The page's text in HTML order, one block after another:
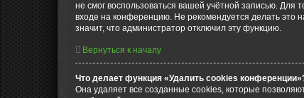
не смог воспользоваться вашей учётной записью. Для
входе на конференцию. Не рекомендуется делать это
значит, что администратор отключил эту функцию.
Вернуться к началу
Что делает функция «Удалить cookies
Она удаляет все созданные cookies, которые